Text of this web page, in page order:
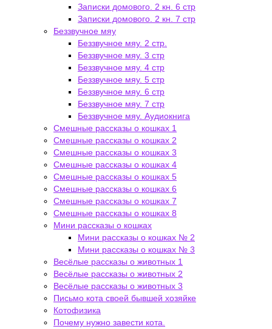
Записки домового. 2 кн. 6 стр
Записки домового. 2 кн. 7 стр
Беззвучное мяу
Беззвучное мяу. 2 стр.
Беззвучное мяу. 3 стр
Беззвучное мяу. 4 стр
Беззвучное мяу. 5 стр
Беззвучное мяу. 6 стр
Беззвучное мяу. 7 стр
Беззвучное мяу. Аудиокнига
Смешные рассказы о кошках 1
Смешные рассказы о кошках 2
Смешные рассказы о кошках 3
Смешные рассказы о кошках 4
Смешные рассказы о кошках 5
Смешные рассказы о кошках 6
Смешные рассказы о кошках 7
Смешные рассказы о кошках 8
Мини рассказы о кошках
Мини рассказы о кошках № 2
Мини рассказы о кошках № 3
Весёлые рассказы о животных 1
Весёлые рассказы о животных 2
Весёлые рассказы о животных 3
Письмо кота своей бывшей хозяйке
Котофизика
Почему нужно завести кота.